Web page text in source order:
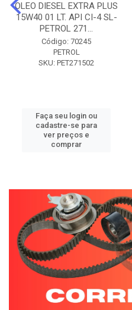
OLEO DIESEL EXTRA PLUS
15W40 01 LT. API CI-4 SL-
PETROL 271...
Código: 70245
PETROL
SKU: PET271502
Faça seu login ou
cadastre-se para
ver preços e
comprar